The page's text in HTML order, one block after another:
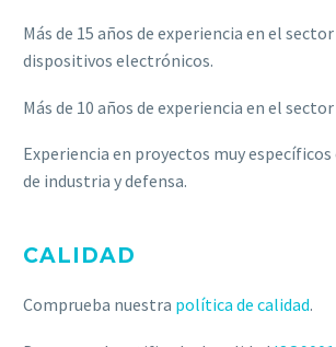
Más de 15 años de experiencia en el
dispositivos electrónicos.
Más de 10 años de experiencia en el
Experiencia en proyectos muy
de industria y defensa.
CALIDAD
Comprueba nuestra política de calidad.